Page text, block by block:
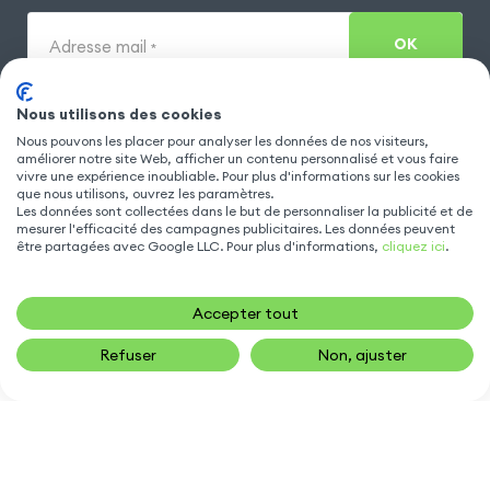
ALERTE STOCK ARTICLES SIMILAIRES
Adresse mail * OK
INFORMATIONS CLIENTS
MODÈLES POPULAIRES
NOUS CONTACTER
Nous utilisons des cookies
Nous pouvons les placer pour analyser les données de nos visiteurs,
améliorer notre site Web, afficher un contenu personnalisé et vous faire
vivre une expérience inoubliable. Pour plus d'informations sur les cookies
que nous utilisons, ouvrez les paramètres.
Les données sont collectées dans le but de personnaliser la publicité et de
mesurer l'efficacité des campagnes publicitaires. Les données peuvent
être partagées avec Google LLC. Pour plus d'informations, cliquez ici.
Accepter tout
Refuser Non, ajuster